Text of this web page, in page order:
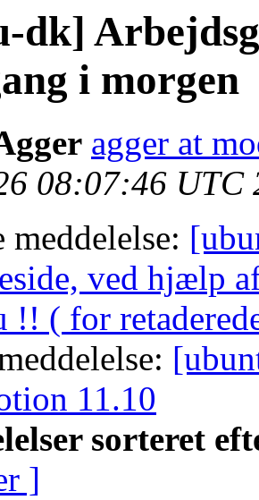
dk]
i morgen
agger at
08:07:46 UTC
meddelelse:
ved hjælp
!! ( for
11.10
sorteret
]